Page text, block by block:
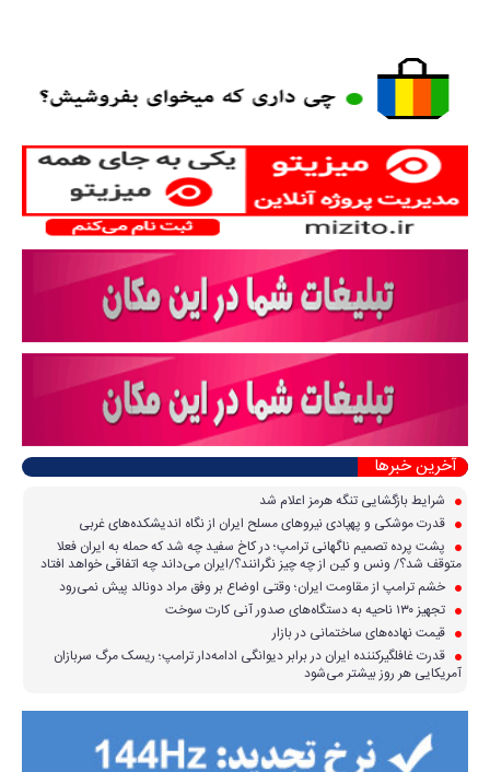
آخرین خبرها
شرایط بازگشایی تنگه هرمز اعلام شد
قدرت موشکی و پهپادی نیرو‌های مسلح ایران از نگاه اندیشکده‌های غربی
پشت پرده تصمیم ناگهانی ترامپ؛ در کاخ سفید چه شد که حمله به ایران فعلا
متوقف شد؟/ ونس و کین از چه چیز نگرانند؟/ایران می‌داند چه اتفاقی خواهد افتاد
خشم ترامپ از مقاومت ایران؛ وقتی اوضاع بر وفق مراد دونالد پیش نمی‌رود
تجهیز ۱۳۰ ناحیه به دستگاه‌های صدور آنی کارت سوخت
قیمت نهاده‌های ساختمانی در بازار
قدرت غافلگیرکننده ایران در برابر دیوانگی ادامه‌دار ترامپ؛ ریسک مرگ سربازان
آمریکایی هر روز بیشتر می‌شود